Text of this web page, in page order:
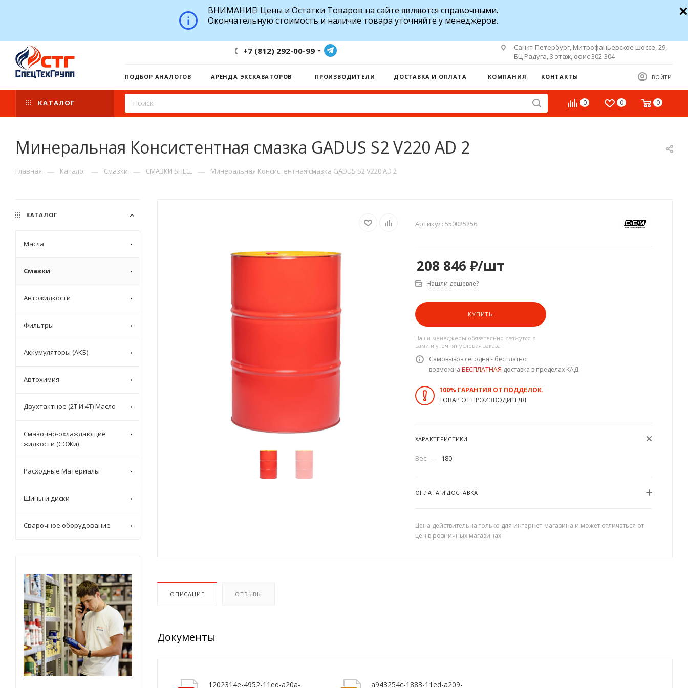
ВНИМАНИЕ! Цены и Остатки Товаров на сайте являются справочными.
Окончательную стоимость и наличие товара уточняйте у менеджеров.
+7 (812) 292-00-99
Санкт-Петербург, Митрофаньевское шоссе, 29,
БЦ Радуга, 3 этаж, офис 302-304
ВОЙТИ
ПОДБОР АНАЛОГОВ АРЕНДА ЭКСКАВАТОРОВ ПРОИЗВОДИТЕЛИ ДОСТАВКА И ОПЛАТА КОМПАНИЯ КОНТАКТЫ
0 0 0
КАТАЛОГ
Минеральная Консистентная смазка GADUS S2 V220 AD 2
Главная — Каталог — Смазки — СМАЗКИ SHELL — Минеральная Консистентная смазка GADUS S2 V220 AD 2
Артикул: 550025256
208 846 ₽/шт
Нашли дешевле?
КУПИТЬ
Наши менеджеры обязательно свяжутся с
вами и уточнят условия заказа
Самовывоз сегодня - бесплатно
возможна БЕСПЛАТНАЯ доставка в пределах КАД
100% ГАРАНТИЯ ОТ ПОДДЕЛОК.
ТОВАР ОТ ПРОИЗВОДИТЕЛЯ
ХАРАКТЕРИСТИКИ
Вес — 180
ОПЛАТА И ДОСТАВКА
Цена действительна только для интернет-магазина и может отличаться от
цен в розничных магазинах
ОПИСАНИЕ ОТЗЫВЫ
Документы
1202314e-4952-11ed-a20a-
a943254c-1883-11ed-a209-
КАТАЛОГ
Масла
Смазки
Автожидкости
Фильтры
Аккумуляторы (АКБ)
Автохимия
Двухтактное (2T И 4T) Масло
Смазочно-охлаждающие
жидкости (СОЖи)
Расходные Материалы
Шины и диски
Сварочное оборудование